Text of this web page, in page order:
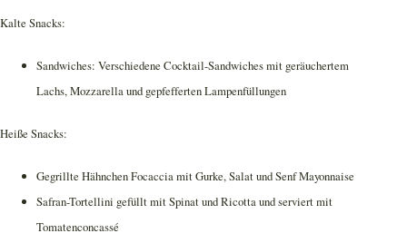
Kalte Snacks:
Sandwiches: Verschiedene Cocktail-Sandwiches mit geräuchertem
Lachs, Mozzarella und gepfefferten Lampenfüllungen
Heiße Snacks:
Gegrillte Hähnchen Focaccia mit Gurke, Salat und Senf Mayonnaise
Safran-Tortellini gefüllt mit Spinat und Ricotta und serviert mit
Tomatenconcassé